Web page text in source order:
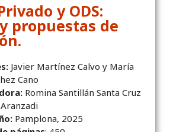
y ODS:
propuestas de
Javier Martínez Calvo y María
Cano
Romina Santillán Santa Cruz
Aranzadi
Pamplona, 2025